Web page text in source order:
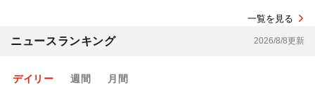
一覧を見る
ニュースランキング 2026/8/8更新
デイリー 週間 月間